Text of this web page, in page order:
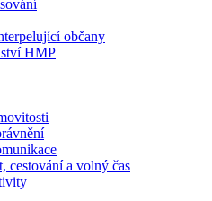
občany
HMP
cestování a volný čas